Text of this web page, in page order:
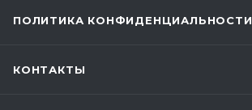
ПОЛИТИКА КОНФИДЕНЦИАЛЬНОСТИ
КОНТАКТЫ